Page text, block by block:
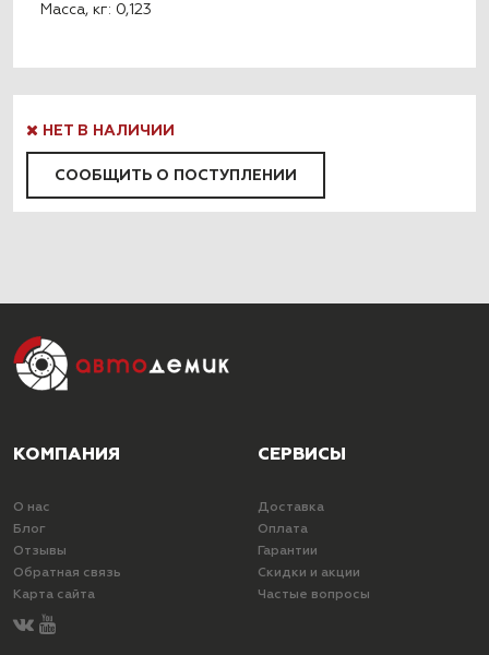
Масса, кг: 0,123
НЕТ В НАЛИЧИИ
СООБЩИТЬ О ПОСТУПЛЕНИИ
КОМПАНИЯ
О нас
Блог
Отзывы
Обратная связь
Карта сайта
СЕРВИСЫ
Доставка
Оплата
Гарантии
Скидки и акции
Частые вопросы